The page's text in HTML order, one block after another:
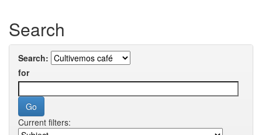
Search
Search:
for
Current filters: